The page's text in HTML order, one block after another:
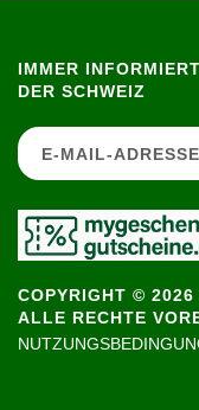
COPYRIGHT © 2026
ALLE RECHTE
IMMER
DER SCHWEIZ